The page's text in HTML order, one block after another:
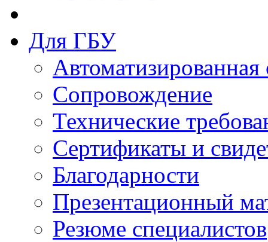
Для ГБУ
Сопровождение
Технические
Сертификаты и
Благодарности
Презентационный
Резюме специалистов